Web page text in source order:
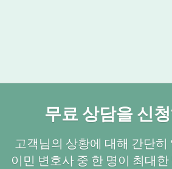
무료 상담을 신
고객님의 상황에 대해 간단히
이민 변호사 중 한 명이 최대